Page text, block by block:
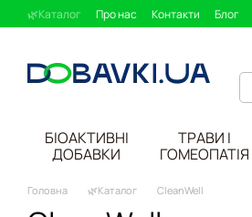
Перейти до основного контенту
🌿Каталог Про нас Контакти Блог
БІОАКТИВНІ
ДОБАВКИ
ТРАВИ І
ГОМЕОПАТІЯ
Головна 🌿Каталог CleanWell